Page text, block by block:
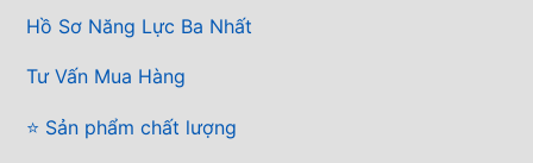
Hồ Sơ Năng Lực Ba Nhất
Tư Vấn Mua Hàng
⭐ Sản phẩm chất lượng